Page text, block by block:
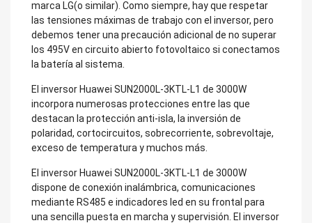
marca LG(o similar). Como siempre, hay que respetar
las tensiones máximas de trabajo con el inversor, pero
debemos tener una precaución adicional de no superar
los 495V en circuito abierto fotovoltaico si conectamos
la batería al sistema.
El inversor Huawei SUN2000L-3KTL-L1 de 3000W
incorpora numerosas protecciones entre las que
destacan la protección anti-isla, la inversión de
polaridad, cortocircuitos, sobrecorriente, sobrevoltaje,
exceso de temperatura y muchos más.
El inversor Huawei SUN2000L-3KTL-L1 de 3000W
dispone de conexión inalámbrica, comunicaciones
mediante RS485 e indicadores led en su frontal para
una sencilla puesta en marcha y supervisión. El inversor